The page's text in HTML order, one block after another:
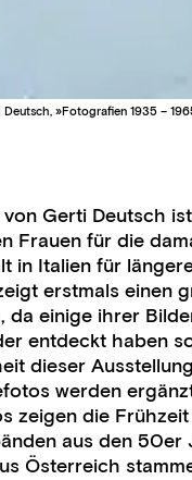
»Fotografien 1935 –
von Gerti Deutsch
Frauen für die
in Italien für
erstmals
da einige ihrer
entdeckt haben
dieser
werden
zeigen die
aus den 50er
Österreich